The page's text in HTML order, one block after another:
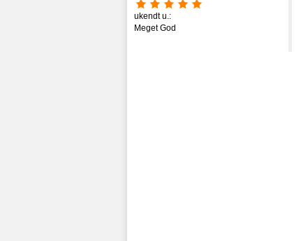
ukendt u.:
Meget God